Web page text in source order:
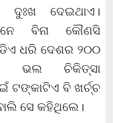
ଦେଇଥାଏ।
ବିନା କୌଣସି
ଧରି ଦେଶର ୨୦୦
ଭଲ ଚିକିତ୍ସା
ଟଙ୍କାଟିଏ ବି ଖର୍ଚ୍ଚ
ସେ କହିଥିଲେ।